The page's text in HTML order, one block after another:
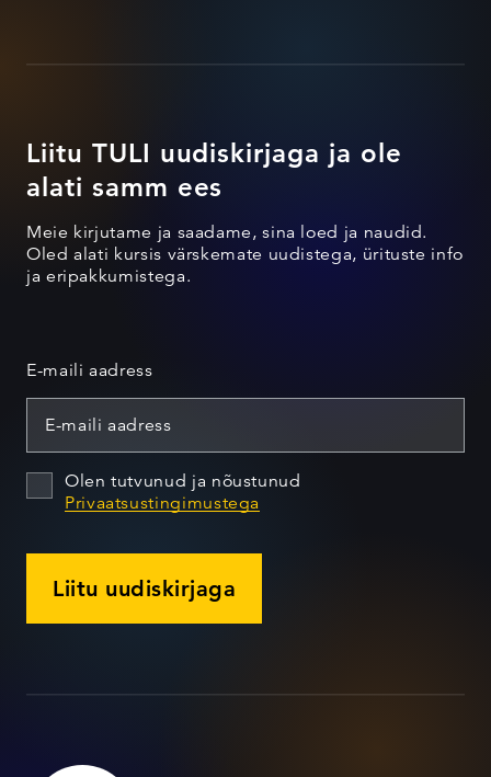
Liitu TULI uudiskirjaga ja ole
alati samm ees
Meie kirjutame ja saadame, sina loed ja naudid.
Oled alati kursis värskemate uudistega, ürituste info
ja eripakkumistega.
E-maili aadress
Olen tutvunud ja nõustunud
Privaatsustingimustega
Liitu uudiskirjaga